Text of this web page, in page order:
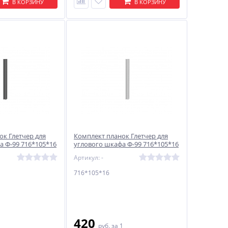
В КОРЗИНУ В КОРЗИНУ
Глетчер для
Ф-99 716*105*16
Комплект планок Глетчер для
углового шкафа Ф-99 716*105*16
Артикул: -
716*105*16
420 руб. за 1